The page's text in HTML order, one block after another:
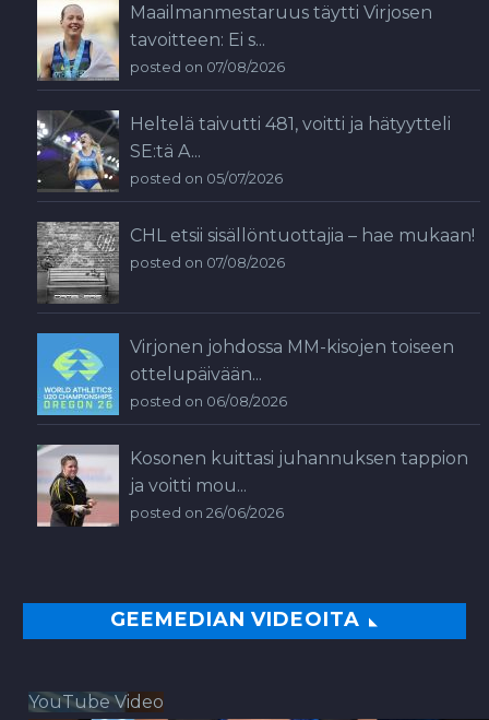
Maailmanmestaruus täytti Virjosen
tavoitteen: Ei s...
posted on 07/08/2026
Heltelä taivutti 481, voitti ja hätyytteli
SE:tä A...
posted on 05/07/2026
CHL etsii sisällöntuottajia – hae mukaan!
posted on 07/08/2026
Virjonen johdossa MM-kisojen toiseen
ottelupäivään...
posted on 06/08/2026
Kosonen kuittasi juhannuksen tappion
ja voitti mou...
posted on 26/06/2026
GEEMEDIAN VIDEOITA
YouTube Video